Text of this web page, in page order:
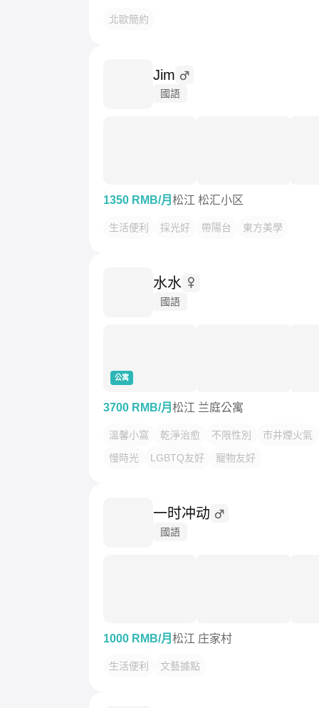
北歐簡約
Jim
國語
1350 RMB/月 松江 松汇小区
生活便利 採光好 帶陽台 東方美學
水水
國語
公寓
3700 RMB/月 松江 兰庭公寓
溫馨小窩 乾淨治愈 不限性別
市井煙火氣
慢時光
LGBTQ友好 寵物友好
一时冲动
國語
1000 RMB/月 松江 庄家村
生活便利 文藝據點